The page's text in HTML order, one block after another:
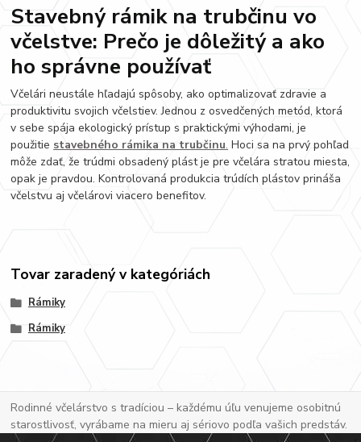
Stavebný rámik na trubčinu vo
včelstve: Prečo je dôležitý a ako
ho správne používať
Včelári neustále hľadajú spôsoby, ako optimalizovať zdravie a
produktivitu svojich včelstiev. Jednou z osvedčených metód, ktorá
v sebe spája ekologický prístup s praktickými výhodami, je
použitie stavebného rámika na trubčinu. Hoci sa na prvý pohľad
môže zdať, že trúdmi obsadený plást je pre včelára stratou miesta,
opak je pravdou. Kontrolovaná produkcia trúdích plástov prináša
včelstvu aj včelárovi viacero benefitov.
Tovar zaradený v kategóriách
Rámiky
Rámiky
Rodinné včelárstvo s tradíciou – každému úľu venujeme osobitnú
starostlivosť, vyrábame na mieru aj sériovo podľa vašich predstáv.